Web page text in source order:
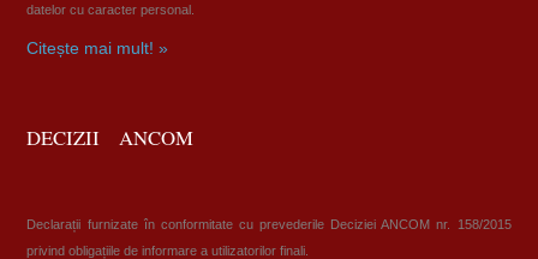
datelor cu caracter personal.
Citește mai mult! »
DECIZII ANCOM
Declarații furnizate în conformitate cu prevederile Deciziei ANCOM nr. 158/2015
privind obligațiile de informare a utilizatorilor finali.